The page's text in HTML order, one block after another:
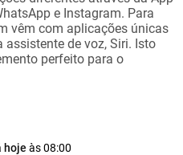
e Instagram. Para
vêm com aplicações únicas
assistente de voz, Siri. Isto
perfeito para o
hoje às08:00